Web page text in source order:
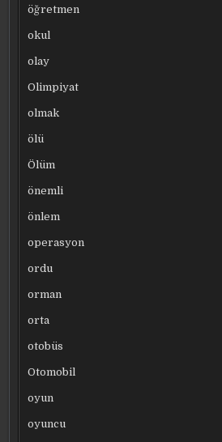
öğretmen
okul
olay
Olimpiyat
olmak
ölü
Ölüm
önemli
önlem
operasyon
ordu
orman
orta
otobüs
Otomobil
oyun
oyuncu